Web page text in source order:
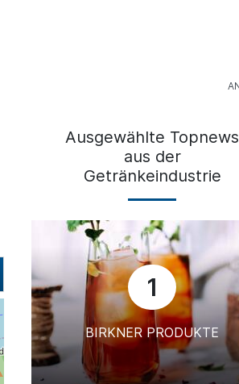
Ausgewählte Topnews
aus der
Getränkeindustrie
1
BIRKNER PRODUKTE